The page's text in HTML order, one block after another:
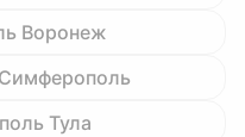
Воронеж
Тула